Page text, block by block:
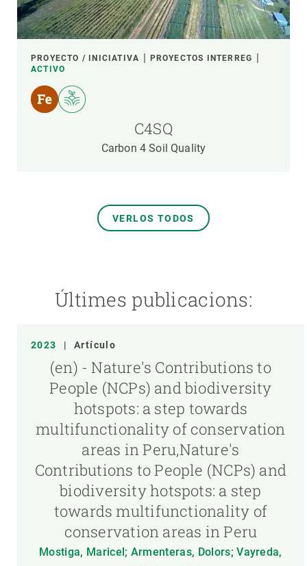
PROYECTO / INICIATIVA
PROYECTOS INTERREG
ACTIVO
C4SQ
Carbon 4 Soil Quality
VERLOS TODOS
Últimes publicacions:
2023 | Artículo
(en) - Nature's Contributions to
People (NCPs) and biodiversity
hotspots: a step towards
multifunctionality of conservation
areas in Peru,Nature's
Contributions to People (NCPs) and
biodiversity hotspots: a step
towards multifunctionality of
conservation areas in Peru
Mostiga, Maricel; Armenteras, Dolors; Vayreda,